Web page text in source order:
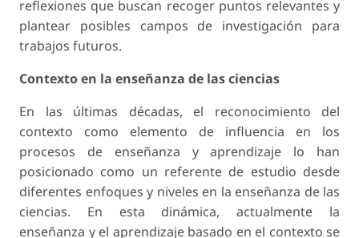
reflexiones que buscan recoger puntos relevantes y
plantear posibles campos de investigación para
trabajos futuros.
Contexto en la enseñanza de las ciencias
En las últimas décadas, el reconocimiento del
contexto como elemento de influencia en los
procesos de enseñanza y aprendizaje lo han
posicionado como un referente de estudio desde
diferentes enfoques y niveles en la enseñanza de las
ciencias. En esta dinámica, actualmente la
enseñanza y el aprendizaje basado en el contexto se